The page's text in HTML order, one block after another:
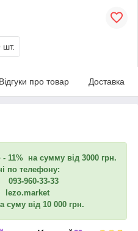
шт.
Відгуки про товар Доставка
11% на сумму від 3000 грн.
по телефону:
960-33-33
lezo.market
суму від 10 000 грн.